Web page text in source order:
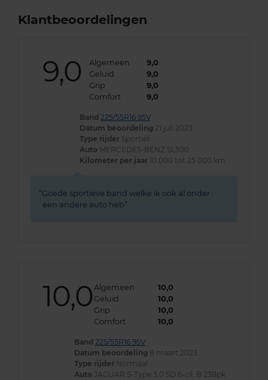
Klantbeoordelingen
9,0 Algemeen
9,0
Geluid
9,0
Grip
9,0
Comfort
9,0
Band 225/55R16 95V
Datum beoordeling 21 juli 2023
Type rijder Sportief
Auto MERCEDES-BENZ SL500
Kilometer per jaar 10.000 tot 25.000 km
Goede sportieve band welke ik ook al onder
een andere auto heb
10,0 Algemeen
10,0
Geluid
10,0
Grip
10,0
Comfort
10,0
Band 225/55R16 95V
Datum beoordeling 8 maart 2023
Type rijder Normaal
Auto JAGUAR S-Type 3.0 SD 6-cil. B 238pk